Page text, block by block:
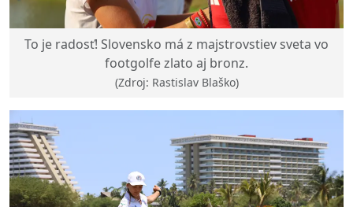
To je radosť! Slovensko má z majstrovstiev sveta vo
footgolfe zlato aj bronz.
(Zdroj: Rastislav Blaško)